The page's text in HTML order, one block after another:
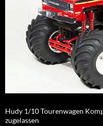
Hudy 1/10 Tourenwagen
zugelassen